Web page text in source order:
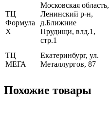
ТЦ
Формула
Х
Московская область,
Ленинский р-н,
д.Ближние
Прудищи, влд.1,
стр.1
ТЦ
МЕГА
Екатеринбург, ул.
Металлургов, 87
Похожие товары